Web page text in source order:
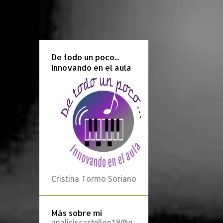
De todo un poco...
Innovando en el aula
Cristina Tormo Soriano
Más sobre mí